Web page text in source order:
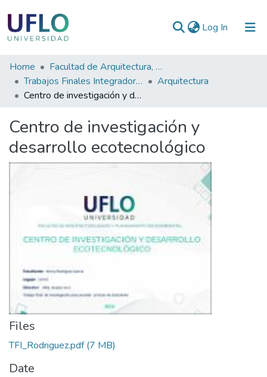
Log In (current)
Communities
&
Collections
All of RIUFLO
Statistics
Home
Facultad de Arquitectura, Diseño y Planeamiento Socioambiental
Trabajos Finales Integradores
Arquitectura
Centro de investigación y desarrollo ecotecnológico
Centro de investigación y
desarrollo ecotecnológico
Files
TFI_Rodriguez.pdf(7 MB)
Date